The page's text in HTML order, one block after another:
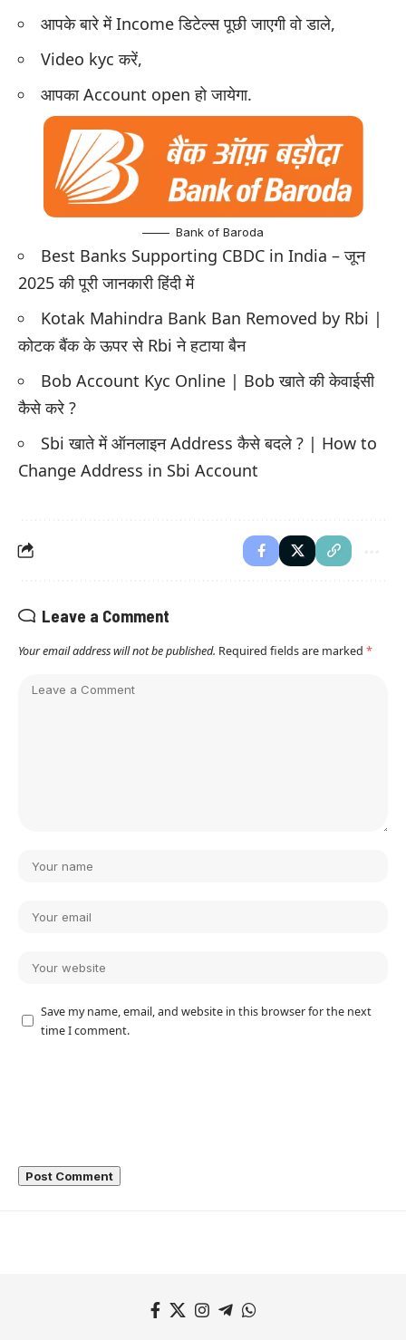
आपके बारे में Income डिटेल्स पूछी जाएगी वो डाले,
Video kyc करें,
आपका Account open हो जायेगा.
Bank of Baroda
Best Banks Supporting CBDC in India – जून
2025 की पूरी जानकारी हिंदी में
Kotak Mahindra Bank Ban Removed by Rbi |
कोटक बैंक के ऊपर से Rbi ने हटाया बैन
Bob Account Kyc Online | Bob खाते की केवाईसी
कैसे करे ?
Sbi खाते में ऑनलाइन Address कैसे बदले ? | How to
Change Address in Sbi Account
Leave a Comment
Your email address will not be published. Required fields are marked *
Save my name, email, and website in this browser for the next
time I comment.